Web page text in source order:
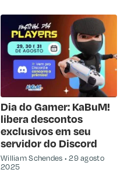
Dia do Gamer: KaBuM!
libera descontos
exclusivos em seu
servidor do Discord
William Schendes
29 agosto
2025